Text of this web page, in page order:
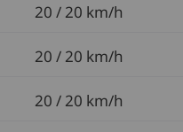
20 / 20 km/h
20 / 20 km/h
20 / 20 km/h